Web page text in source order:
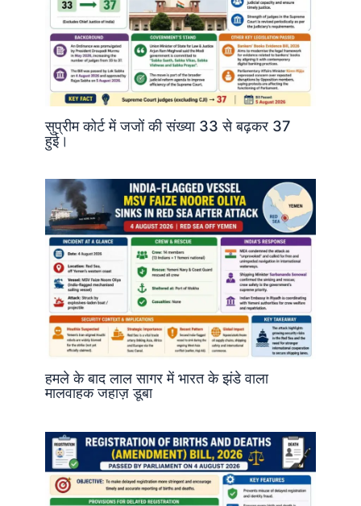
सुप्रीम कोर्ट में जजों की संख्या 33 से बढ़कर 37
हुई।
हमले के बाद लाल सागर में भारत के झंडे वाला
मालवाहक जहाज़ डूबा